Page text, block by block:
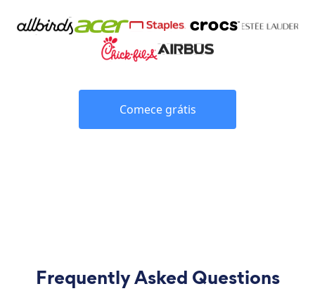
Comece grátis
Frequently Asked Questions